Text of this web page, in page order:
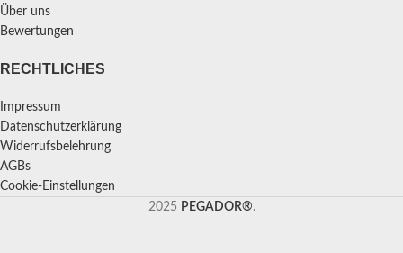
Über uns
Bewertungen
RECHTLICHES
Impressum
Datenschutzerklärung
Widerrufsbelehrung
AGBs
Cookie-Einstellungen
2025 PEGADOR®.